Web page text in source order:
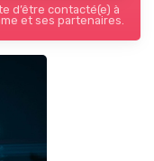
d’être contacté(e) à
et ses partenaires.